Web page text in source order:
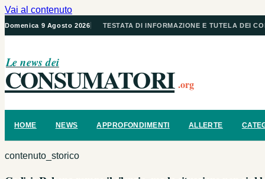
Vai al contenuto
Domenica 9 Agosto 2026 TESTATA DI INFORMAZIONE E TUTELA DEI
Le news dei
CONSUMATORI .org
HOME NEWS APPROFONDIMENTI ALLERTE
contenuto_storico